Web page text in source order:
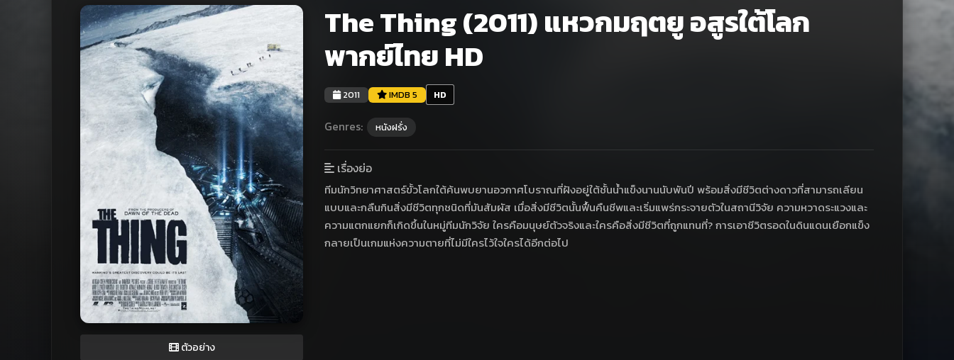
ตัวอย่าง
The Thing (2011) แหวกมฤตยู อสูรใต้โลก
พากย์ไทย HD
2011 IMDB 5 HD
Genres: หนังฝรั่ง
เรื่องย่อ
ทีมนักวิทยาศาสตร์ขั้วโลกใต้ค้นพบยานอวกาศโบราณที่ฝังอยู่ใต้ชั้นน้ำแข็งนานนับพันปี พร้อมสิ่งมีชีวิตต่างดาวที่สามารถเลียน
แบบและกลืนกินสิ่งมีชีวิตทุกชนิดที่มันสัมผัส เมื่อสิ่งมีชีวิตนั้นฟื้นคืนชีพและเริ่มแพร่กระจายตัวในสถานีวิจัย ความหวาดระแวงและ
ความแตกแยกก็เกิดขึ้นในหมู่ทีมนักวิจัย ใครคือมนุษย์ตัวจริงและใครคือสิ่งมีชีวิตที่ถูกแทนที่? การเอาชีวิตรอดในดินแดนเยือกแข็ง
กลายเป็นเกมแห่งความตายที่ไม่มีใครไว้ใจใครได้อีกต่อไป